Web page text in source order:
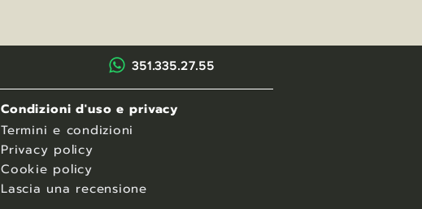
351.335.27.55
Condizioni d'uso e privacy
Termini e condizioni
Privacy policy
Cookie policy
Lascia una recensione